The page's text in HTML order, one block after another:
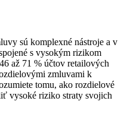
sú komplexné nástroje a v
s vysokým rizikom
až 71 % účtov retailových
zmluvami k
tomu, ako rozdielové
vysoké riziko straty svojich